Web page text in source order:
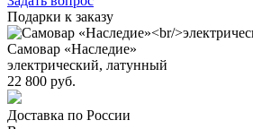
Подарки к заказу
Самовар «Наследие»
электрический, латунный
22 800 руб.
Доставка по России